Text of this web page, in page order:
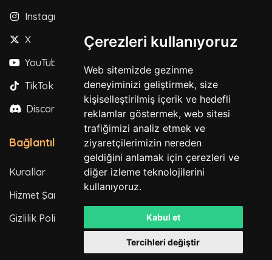
Çerezleri kullanıyoruz
Web sitemizde gezinme
deneyiminizi geliştirmek, size
kişiselleştirilmiş içerik ve hedefli
reklamlar göstermek, web sitesi
trafiğimizi analiz etmek ve
ziyaretçilerimizin nereden
geldiğini anlamak için çerezleri ve
diğer izleme teknolojilerini
kullanıyoruz.
Kabul et
Tercihleri değiştir
Instagram
X
YouTube
TikTok
Discord
Bağlantılar
Kurallar
Hizmet Şartları
Gizlilik Politikası